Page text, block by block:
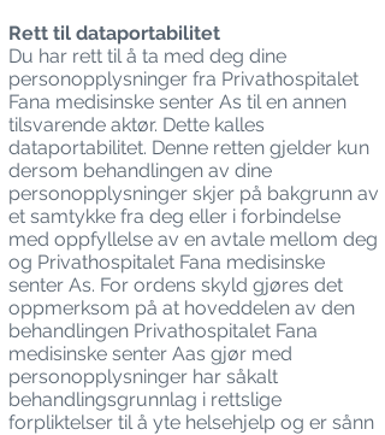
Rett til dataportabilitet
Du har rett til å ta med deg dine
personopplysninger fra Privathospitalet
Fana medisinske senter As til en annen
tilsvarende aktør. Dette kalles
dataportabilitet. Denne retten gjelder kun
dersom behandlingen av dine
personopplysninger skjer på bakgrunn av
et samtykke fra deg eller i forbindelse
med oppfyllelse av en avtale mellom deg
og Privathospitalet Fana medisinske
senter As. For ordens skyld gjøres det
oppmerksom på at hoveddelen av den
behandlingen Privathospitalet Fana
medisinske senter Aas gjør med
personopplysninger har såkalt
behandlingsgrunnlag i rettslige
forpliktelser til å yte helsehjelp og er sånn